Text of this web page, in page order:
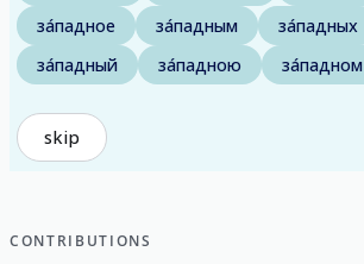
за́падное
за́падным за́падных
за́падный
за́падною за́падном
skip
CONTRIBUTIONS